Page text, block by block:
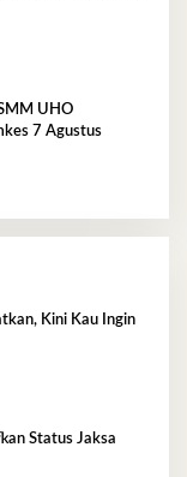
UHO
7 Agustus
Kini Kau Ingin
Status Jaksa